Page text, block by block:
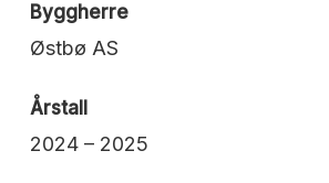
Byggherre
Østbø AS
Årstall
2024 – 2025